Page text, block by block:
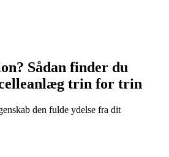
Sådan finder du
trin for trin
den fulde ydelse fra dit